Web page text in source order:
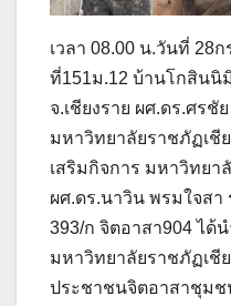
เวลา 08.00 น.วันที่ 28
ที่151ม.12 บ้านโกสินนิ
จ.เชียงราย ผศ.ดร.ศรชั
มหาวิทยาลัยราชภัฏเชี
เสริมกิจการ มหาวิทยา
ผศ.ดร.นาวิน พรมใจสา
393/ก จิตอาสา904 ได้
มหาวิทยาลัยราชภัฏเชี
ประชาชนจิตอาสาชุม